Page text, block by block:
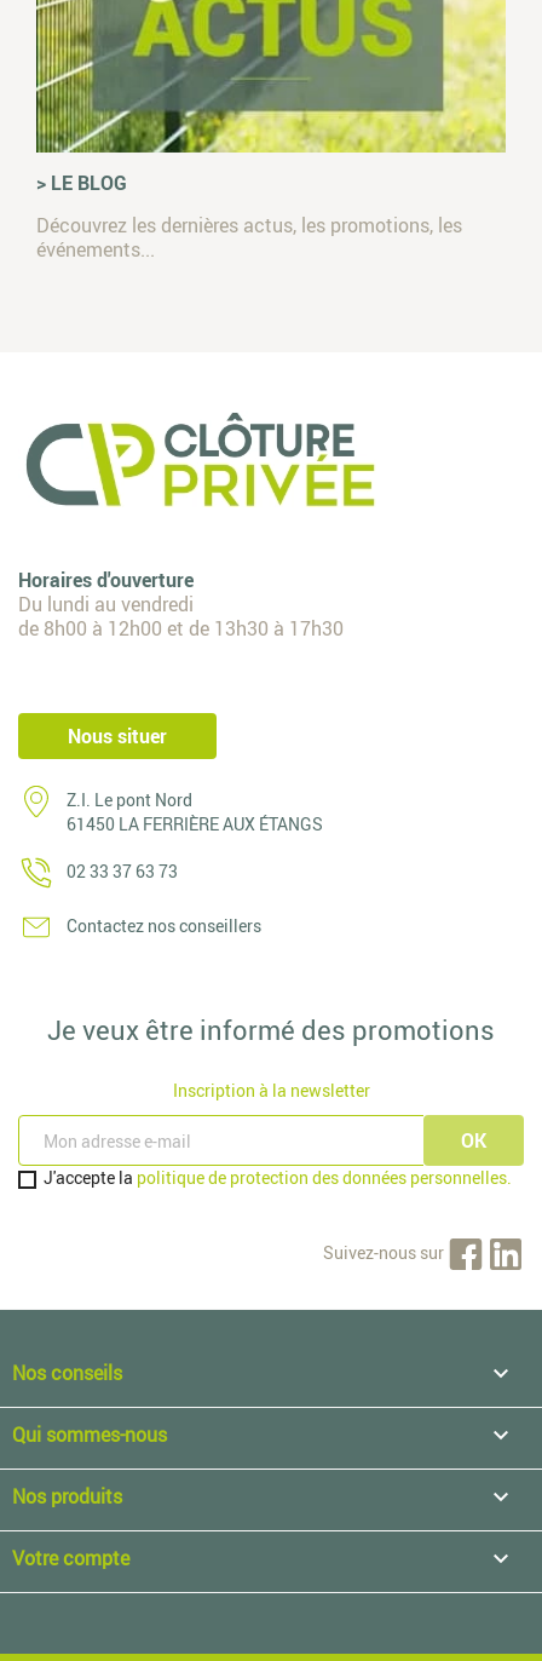
> LE BLOG
Découvrez les dernières actus, les promotions, les
événements...
Horaires d'ouverture
Du lundi au vendredi
de 8h00 à 12h00 et de 13h30 à 17h30
Nous situer
Z.I. Le pont Nord
61450 LA FERRIÈRE AUX ÉTANGS
02 33 37 63 73
Contactez nos conseillers
Je veux être informé des promotions
Inscription à la newsletter
J'accepte la politique de protection des données personnelles.
Suivez-nous sur
Nos conseils 
Qui sommes-nous 
Nos produits 
Votre compte 